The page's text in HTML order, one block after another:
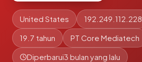
United States 192.249.112.228
19.7 tahun PT Core Mediatech
Diperbarui3 bulan yang lalu